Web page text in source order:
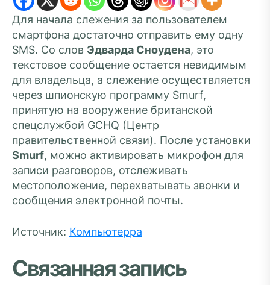
Для начала слежения за пользователем
смартфона достаточно отправить ему одну
SMS. Со слов Эдварда Сноудена, это
текстовое сообщение остается невидимым
для владельца, а слежение осуществляется
через шпионскую программу Smurf,
принятую на вооружение британской
спецслужбой GCHQ (Центр
правительственной связи). После установки
Smurf, можно активировать микрофон для
записи разговоров, отслеживать
местоположение, перехватывать звонки и
сообщения электронной почты.
Источник: Компьютерра
Связанная запись